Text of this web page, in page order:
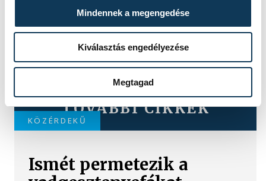
Mindennek a megengedése
Kiválasztás engedélyezése
Megtagad
TOVÁBBI CIKKEK
KÖZÉRDEKŰ
Ismét permetezik a